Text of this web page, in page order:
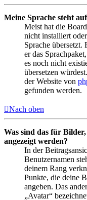
Meine Sprache steht
Meist hat die
nicht installiert
Sprache
er das
es noch nicht
übersetzen
der Website von
gefunden werden.
Nach oben
Was sind das für
angezeigt werden?
In der
Benutzernamen
deinem Rang
Punkte, die deine
angeben. Das
„Avatar“